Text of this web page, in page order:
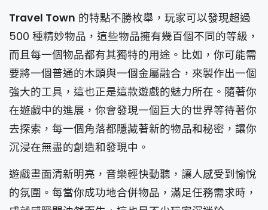
Travel Town 的特點不勝枚舉，玩家可以發現超過
500 種精妙物品，這些物品擁有幾百個不同的等級，
而且每一個物品都有其獨特的用途。比如，你可能需
要將一個普通的木頭與一個金屬融合，來製作出一個
強大的工具，這也正是這款遊戲的魅力所在。隨著你
在遊戲中的進展，你會發現一個巨大的世界等待著你
去探索，每一個角落都隱藏著新的物品和秘密，讓你
沉浸在無盡的創造和發現中。
遊戲畫面清新明亮，音樂輕快動聽，讓人感受到愉悅
的氛圍。每當你成功地合併物品，滿足任務需求時，